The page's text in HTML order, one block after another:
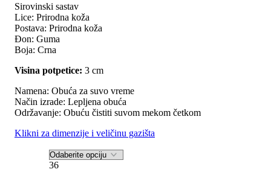
Sirovinski sastav
Lice: Prirodna koža
Postava: Prirodna koža
Đon: Guma
Boja: Crna
Visina potpetice: 3 cm
Namena: Obuća za suvo vreme
Način izrade: Lepljena obuća
Održavanje: Obuću čistiti suvom mekom četkom
Klikni za dimenzije i veličinu gazišta
36